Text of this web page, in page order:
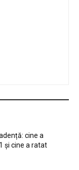
cine a
și cine a ratat